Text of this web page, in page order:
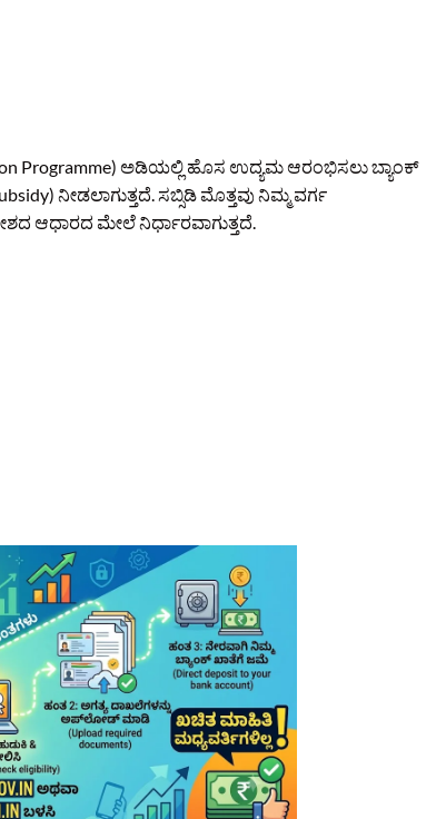
Programme) ಅಡಿಯಲ್ಲಿ ಹೊಸ ಉದ್ಯಮ ಆರಂಭಿಸಲು ಬ್ಯಾಂಕ್
ನೀಡಲಾಗುತ್ತದೆ. ಸಬ್ಸಿಡಿ ಮೊತ್ತವು ನಿಮ್ಮ ವರ್ಗ
ಆಧಾರದ ಮೇಲೆ ನಿರ್ಧಾರವಾಗುತ್ತದೆ.